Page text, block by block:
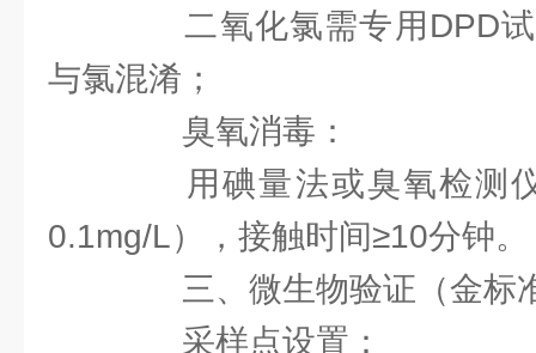
二氧化氯需专用DPD试
与氯混淆；
臭氧消毒：
用碘量法或臭氧检测仪
0.1mg/L），接触时间≥10分钟。
三、微生物验证（金标
采样点设置：